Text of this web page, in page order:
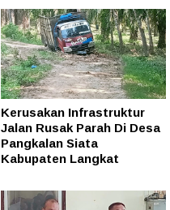
Kerusakan Infrastruktur
Jalan Rusak Parah Di Desa
Pangkalan Siata
Kabupaten Langkat